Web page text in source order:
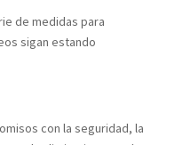
de medidas para
sigan estando
con la seguridad, la